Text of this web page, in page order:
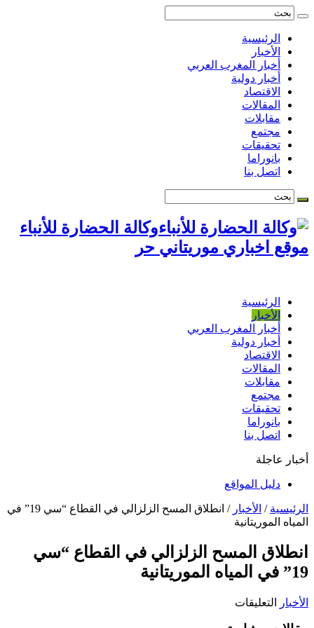
الرئيسية
الأخبار
أخبار المغرب العربي
أخبار دولية
الاقتصاد
المقالات
مقابلات
مجتمع
تحقيقات
بانوراما
اتصل بنا
وكالة الحضارة للأنباء
موقع اخباري موريتاني حر
الرئيسية
الأخبار
أخبار المغرب العربي
أخبار دولية
الاقتصاد
المقالات
مقابلات
مجتمع
تحقيقات
بانوراما
اتصل بنا
أخبار عاجلة
دليل المواقع
الرئيسية / الأخبار /
انطلاق المسح الزلزالي في القطاع “سي 19” في
المياه الموريتانية
انطلاق المسح الزلزالي في القطاع “سي
19” في المياه الموريتانية
الأخبار التعليقات